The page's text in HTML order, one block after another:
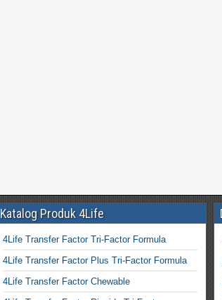
Katalog Produk 4Life
4Life Transfer Factor Tri-Factor Formula
4Life Transfer Factor Plus Tri-Factor Formula
4Life Transfer Factor Chewable